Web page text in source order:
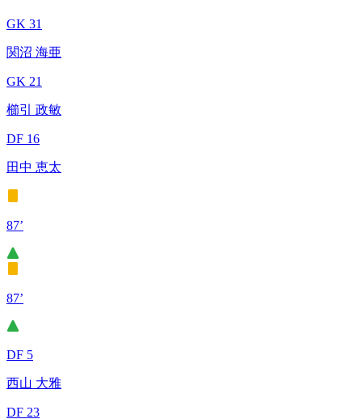
GK 31
関沼 海亜
GK 21
櫛引 政敏
DF 16
田中 恵太
87’
87’
DF 5
西山 大雅
DF 23